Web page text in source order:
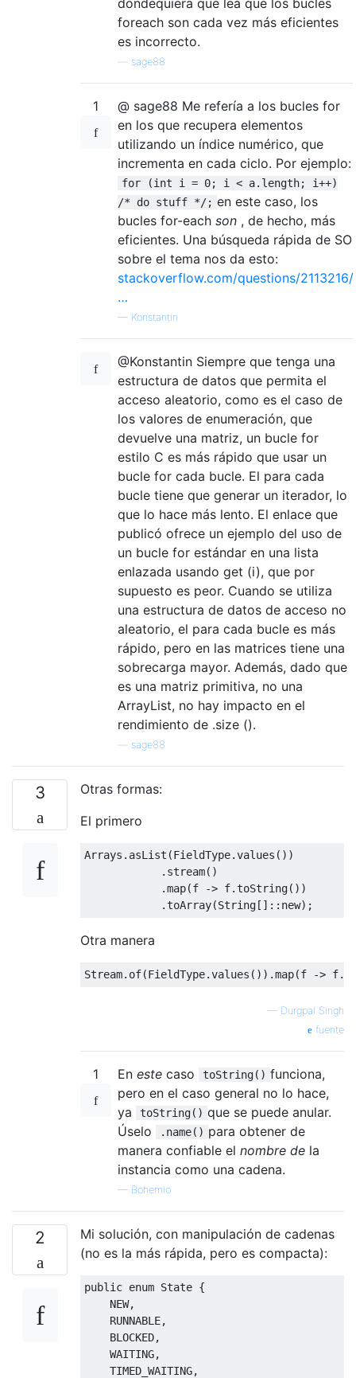
foreach son cada vez más eficientes
es incorrecto.
sage88
1
@ sage88 Me refería a los bucles for
en los que recupera elementos
utilizando un índice numérico, que
incrementa en cada ciclo. Por ejemplo:
for (int i = 0; i < a.length; i++)
/* do stuff */; en este caso, los
bucles for-each son , de hecho, más
eficientes. Una búsqueda rápida de SO
sobre el tema nos da esto:
stackoverflow.com/questions/2113216/
…
— Konstantin
@Konstantin Siempre que tenga una
estructura de datos que permita el
acceso aleatorio, como es el caso de
los valores de enumeración, que
devuelve una matriz, un bucle for
estilo C es más rápido que usar un
bucle for cada bucle. El para cada
bucle tiene que generar un iterador, lo
que lo hace más lento. El enlace que
publicó ofrece un ejemplo del uso de
un bucle for estándar en una lista
enlazada usando get (i), que por
supuesto es peor. Cuando se utiliza
una estructura de datos de acceso no
aleatorio, el para cada bucle es más
rápido, pero en las matrices tiene una
sobrecarga mayor. Además, dado que
es una matriz primitiva, no una
ArrayList, no hay impacto en el
rendimiento de .size ().
sage88
3
Otras formas:
El primero
Arrays . asList (FieldType.values ())
. stream()
.map(f -> f.toString())
.toArray(String[]:: new);
Otra manera
Stream. of(FieldType.values ()).map(f -> f.
— Durgpal Singh
fuente
1 En este caso toString() funciona,
pero en el caso general no lo hace,
ya
toString() que se puede anular.
Úselo
.name() para obtener de
manera confiable el nombre de la
instancia como una cadena.
— Bohemio
2
Mi solución, con manipulación de cadenas
(no es la más rápida, pero es compacta):
public enum State {
    NEW
,
    RUNNABLE
,
    BLOCKED
,
    WAITING
,
    TIMED_WAITING
,